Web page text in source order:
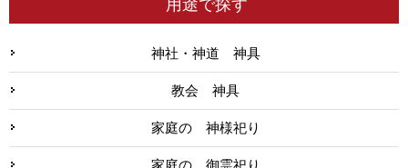
用途で探す
神社・神道 神具
教会 神具
家庭の 神様祀り